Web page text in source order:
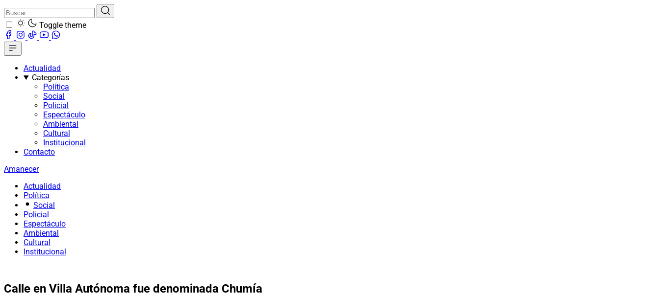
Toggle theme
Actualidad
Categorías
Política
Social
Policial
Espectáculo
Ambiental
Cultural
Institucional
Contacto
Amanecer
Actualidad
Política
Social
Policial
Espectáculo
Ambiental
Cultural
Institucional
Calle en Villa Autónoma fue denominada Chumía